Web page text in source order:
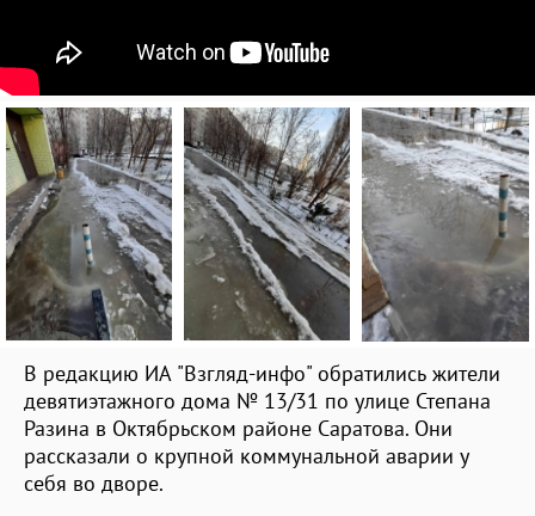
В редакцию ИА "Взгляд-инфо" обратились жители
девятиэтажного дома № 13/31 по улице Степана
Разина в Октябрьском районе Саратова. Они
рассказали о крупной коммунальной аварии у
себя во дворе.